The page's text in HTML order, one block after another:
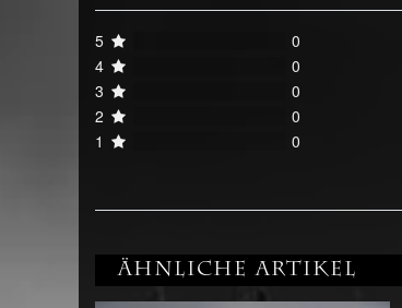
5
0
4
0
3
0
2
0
1
0
Ähnliche Artikel